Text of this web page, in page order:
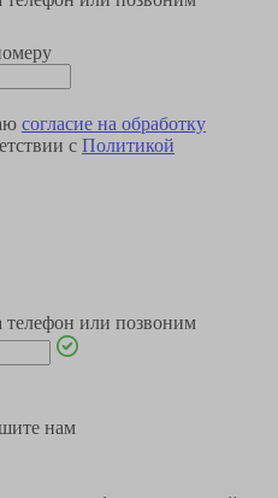
согласие на обработку
с Политикой
или позвоним
нам